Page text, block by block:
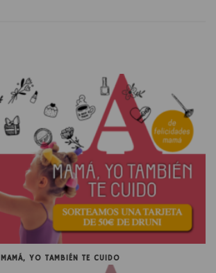
MAMÁ, YO TAMBIÉN TE CUIDO